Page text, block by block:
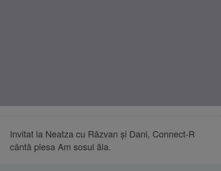
Invitat la Neatza cu Răzvan și Dani, Connect-R
cântă piesa Am sosul ăla.